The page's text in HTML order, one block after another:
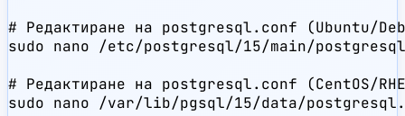
# Редактиране на postgresql.conf (Ubuntu/
sudo nano /etc/postgresql/15/main/
# Редактиране на postgresql.conf (CentOS/
sudo nano /var/lib/pgsql/15/data/